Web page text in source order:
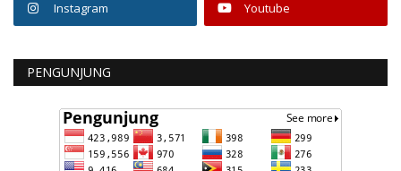
Instagram Youtube
PENGUNJUNG